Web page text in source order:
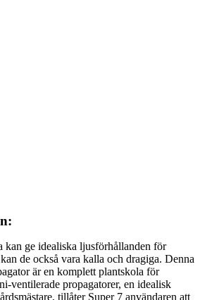
kan ge idealiska ljusförhållanden för
de också vara kalla och dragiga. Denna
är en komplett plantskola för
ventilerade propagatorer, en idealisk
tillåter Super 7 användaren att